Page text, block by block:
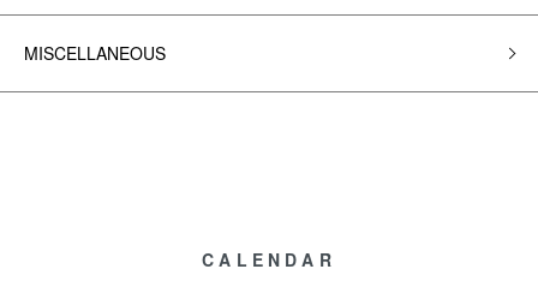
MISCELLANEOUS
CALENDAR